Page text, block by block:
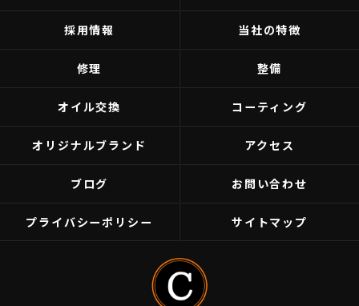
採用情報 当社の特徴
修理 整備
オイル交換 コーティング
オリジナルブランド アクセス
ブログ お問い合わせ
プライバシーポリシー サイトマップ